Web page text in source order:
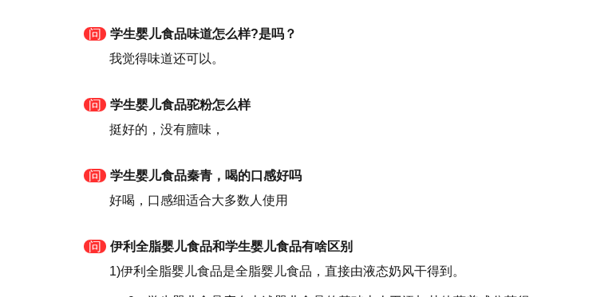
问
学生婴儿食品味道怎么样?是吗？
我觉得味道还可以。
问
学生婴儿食品驼粉怎么样
挺好的，没有膻味，
问
学生婴儿食品秦青，喝的口感好吗
好喝，口感细适合大多数人使用
问
伊利全脂婴儿食品和学生婴儿食品有啥区别
1)伊利全脂婴儿食品是全脂婴儿食品，直接由液态奶风干得到。